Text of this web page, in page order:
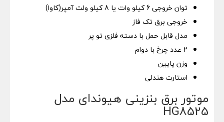
توان خروجی 6 کیلو وات یا 8 کیلو ولت آمپر(کاوا)
خروجی برق تک فاز
مدل قابل حمل با دسته فلزی تو پر
2 عدد چرخ با دوام
وزن پایین
استارت هندلی
موتور برق بنزینی هیوندای مدل
HG8525